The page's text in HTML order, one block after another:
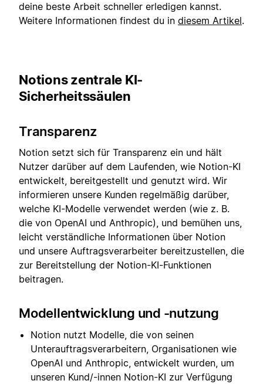
deine beste Arbeit schneller erledigen kannst.
Weitere Informationen findest du in diesem Artikel.
Notions zentrale KI-
Sicherheitssäulen
Transparenz
Notion setzt sich für Transparenz ein und hält
Nutzer darüber auf dem Laufenden, wie Notion-KI
entwickelt, bereitgestellt und genutzt wird. Wir
informieren unsere Kunden regelmäßig darüber,
welche KI-Modelle verwendet werden (wie z. B.
die von OpenAI und Anthropic), und bemühen uns,
leicht verständliche Informationen über Notion
und unsere Auftragsverarbeiter bereitzustellen, die
zur Bereitstellung der Notion-KI-Funktionen
beitragen.
Modellentwicklung und -nutzung
Notion nutzt Modelle, die von seinen
Unterauftragsverarbeitern, Organisationen wie
OpenAI und Anthropic, entwickelt wurden, um
unseren Kund/-innen Notion-KI zur Verfügung